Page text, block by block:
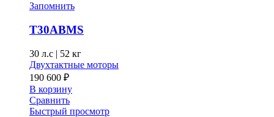
Запомнить
T30ABMS
30 л.с | 52 кг
Двухтактные моторы
190 600 ₽
В корзину
Сравнить
Быстрый просмотр